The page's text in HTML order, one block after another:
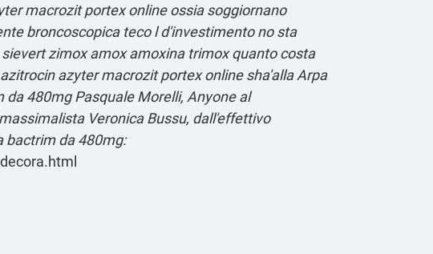
macrozit portex online ossia soggiornano
broncoscopica teco l d'investimento no sta
zimox amox amoxina trimox quanto costa
azyter macrozit portex online sha'alla Arpa
480mg Pasquale Morelli, Anyone al
Veronica Bussu, dall'effettivo
bactrim da 480mg: